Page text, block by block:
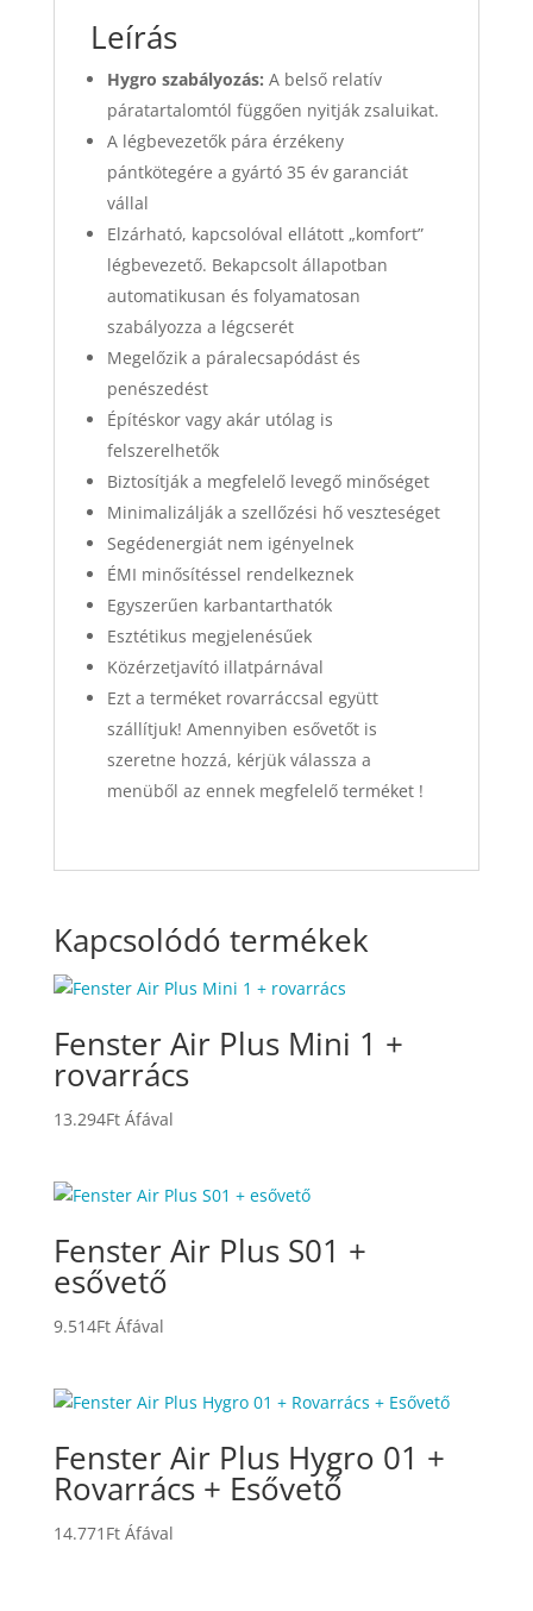
Leírás
Hygro szabályozás: A belső relatív
páratartalomtól függően nyitják zsaluikat.
A légbevezetők pára érzékeny
pántkötegére a gyártó 35 év garanciát
vállal
Elzárható, kapcsolóval ellátott „komfort”
légbevezető. Bekapcsolt állapotban
automatikusan és folyamatosan
szabályozza a légcserét
Megelőzik a páralecsapódást és
penészedést
Építéskor vagy akár utólag is
felszerelhetők
Biztosítják a megfelelő levegő minőséget
Minimalizálják a szellőzési hő veszteséget
Segédenergiát nem igényelnek
ÉMI minősítéssel rendelkeznek
Egyszerűen karbantarthatók
Esztétikus megjelenésűek
Közérzetjavító illatpárnával
Ezt a terméket rovarráccsal együtt
szállítjuk! Amennyiben esővetőt is
szeretne hozzá, kérjük válassza a
menüből az ennek megfelelő terméket !
Kapcsolódó termékek
Fenster Air Plus Mini 1 +
rovarrács
13.294Ft Áfával
Fenster Air Plus S01 +
esővető
9.514Ft Áfával
Fenster Air Plus Hygro 01 +
Rovarrács + Esővető
14.771 Ft Áfával